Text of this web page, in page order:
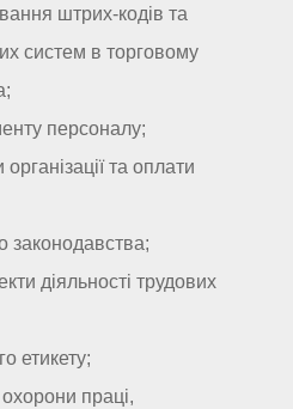
штрих-кодів та
систем в торговому
персоналу;
та оплати
діяльності трудових
етикету;
праці,